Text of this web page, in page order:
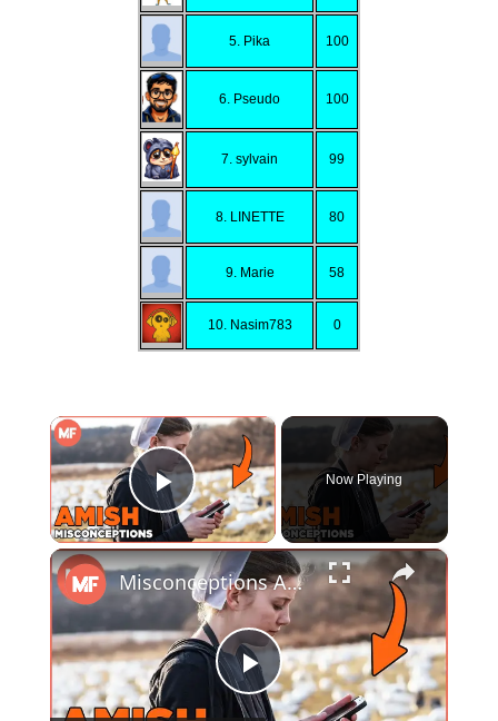
5. Pika 100
6. Pseudo 100
7. sylvain 99
8. LINETTE 80
9. Marie 58
10. Nasim783 0
×
Play Video
Now Playing
×
Play
Misconceptions About The Amish